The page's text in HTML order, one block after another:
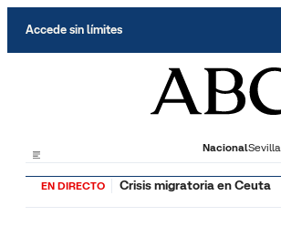
Accede sin límites
NacionalSevilla
EN DIRECTO Crisis migratoria en Ceuta